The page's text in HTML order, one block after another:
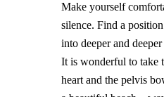
Make yourself
silence. Find a
into deeper and
It is wonderful to take
heart and the pelvis